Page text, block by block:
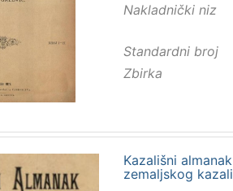
Nakladnički niz
Standardni broj
Zbirka
Kazališni
zemaljskog